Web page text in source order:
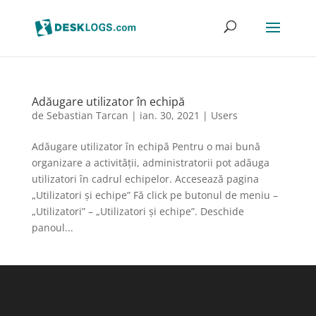
Adăugare utilizator în echipă
de Sebastian Tarcan | ian. 30, 2021 | Users
Adăugare utilizator în echipă Pentru o mai bună
organizare a activității, administratorii pot adăuga
utilizatori în cadrul echipelor. Accesează pagina
„Utilizatori și echipe” Fă click pe butonul de meniu –
„Utilizatori” – „Utilizatori și echipe”. Deschide
panoul...